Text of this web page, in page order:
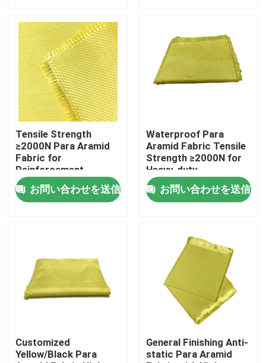
プロダクト
ビデオ
私達について
工場旅行
引用を要求しなさい
パラグラフのaramidの生地
Tensile Strength
≥2000N Para Aramid
Fabric for
Reinforcement
Materials Conventional
Pattern
お問い合わせを送信
Waterproof Para
Aramid Fabric Tensile
Strength ≥2000N for
Heavy-duty
Performance and
Durability
お問い合わせを送信
Customized
Yellow/Black Para
General Finishing Anti-
static Para Aramid